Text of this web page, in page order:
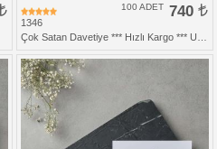
1346
740
100 ADET